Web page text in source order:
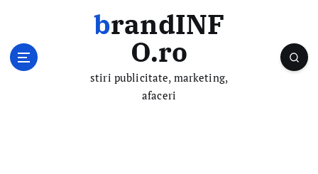
brandINF
O.ro
stiri publicitate, marketing,
afaceri